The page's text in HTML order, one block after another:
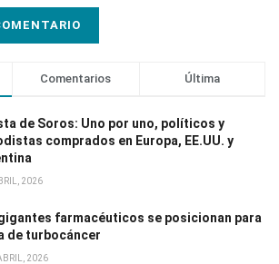
Comentarios Última
de Soros: Uno por uno, políticos y
comprados en Europa, EE.UU. y
2026
farmacéuticos se posicionan para
de turbocáncer
2026